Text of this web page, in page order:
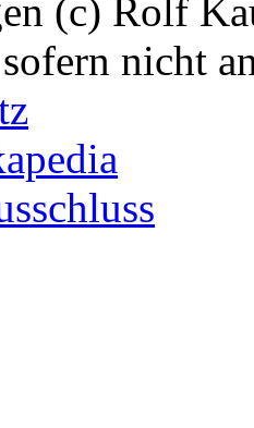
(c) Rolf
nicht